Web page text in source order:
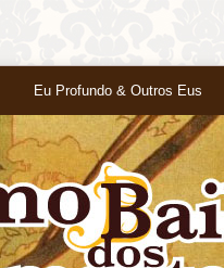
Eu Profundo & Outros Eus